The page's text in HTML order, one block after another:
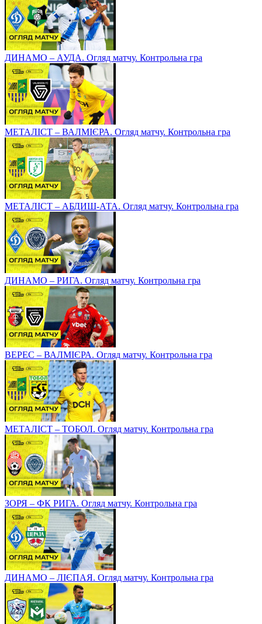
ДИНАМО – АУДА. Огляд матчу. Контрольна гра
МЕТАЛІСТ – ВАЛМІЄРА. Огляд матчу. Контрольна гра
МЕТАЛІСТ – АБДИШ-АТА. Огляд матчу. Контрольна гра
ДИНАМО – РИГА. Огляд матчу. Контрольна гра
ВЕРЕС – ВАЛМІЄРА. Огляд матчу. Контрольна гра
МЕТАЛІСТ – ТОБОЛ. Огляд матчу. Контрольна гра
ЗОРЯ – ФК РИГА. Огляд матчу. Контрольна гра
ДИНАМО – ЛІЄПАЯ. Огляд матчу. Контрольна гра